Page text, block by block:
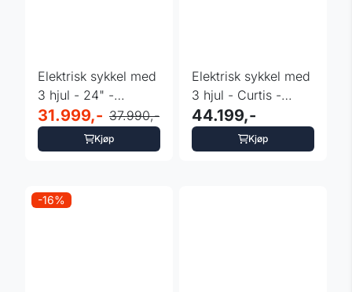
Elektrisk sykkel med
3 hjul - 24" -
Leaderfox Lovelo -
...
31.999,- 37.990,-
Kjøp
Elektrisk sykkel med
3 hjul - Curtis -
hydrauliske bremser
...
44.199,-
Kjøp
-16%